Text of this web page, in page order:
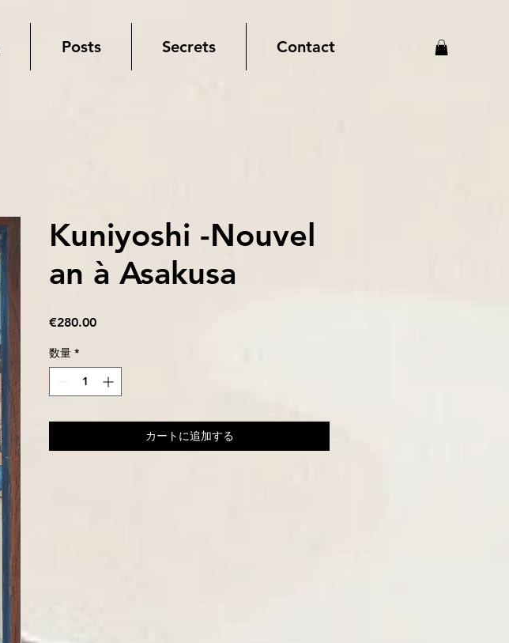
Posts Secrets Contact
Kuniyoshi -Nouvel
an à Asakusa
€280.00価
数量 *
カートに追加する